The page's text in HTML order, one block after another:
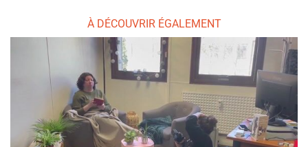
À DÉCOUVRIR ÉGALEMENT